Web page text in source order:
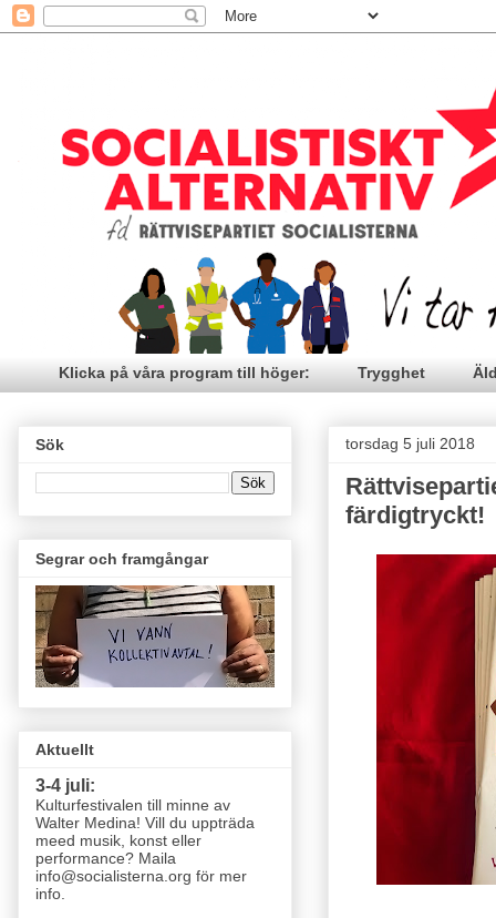
Klicka på våra program till höger: Trygghet
torsdag 5 juli 2018
färdigtryckt!
Sök
Segrar och framgångar
Aktuellt
3-4 juli:
Kulturfestivalen till minne av
Walter Medina! Vill du uppträda
meed musik, konst eller
performance? Maila
info@socialisterna.org för mer
info.